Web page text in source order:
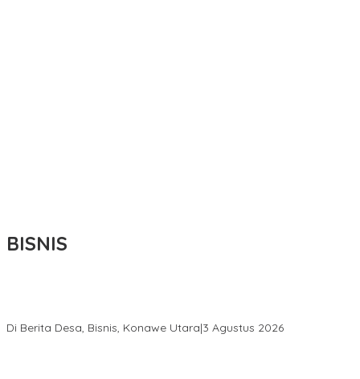
BISNIS
Di Berita Desa, Bisnis, Konawe Utara|3 Agustus 2026